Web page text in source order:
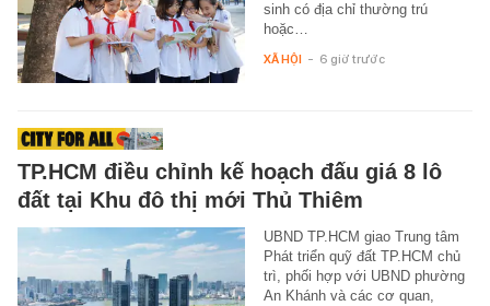
sinh có địa chỉ thường trú
hoặc…
XÃ HỘI - 6 giờ trước
TP.HCM điều chỉnh kế hoạch đấu giá 8 lô
đất tại Khu đô thị mới Thủ Thiêm
UBND TP.HCM giao Trung tâm
Phát triển quỹ đất TP.HCM chủ
trì, phối hợp với UBND phường
An Khánh và các cơ quan,